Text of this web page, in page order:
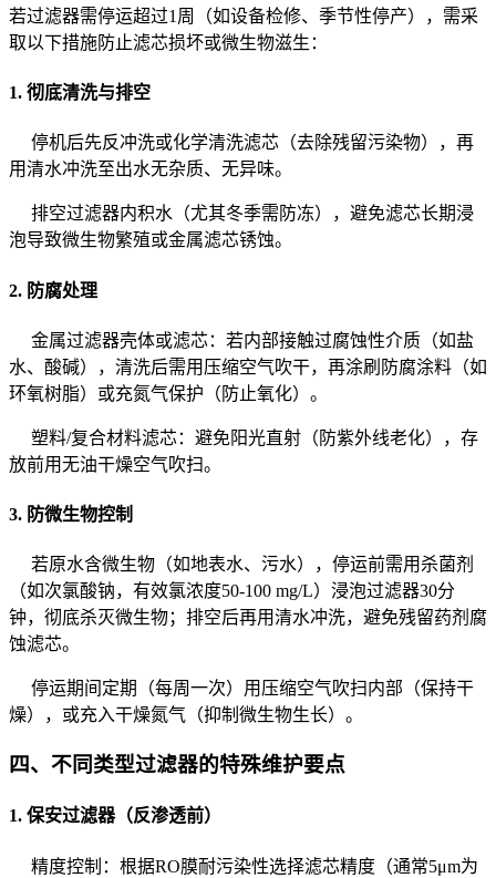
若过滤器需停运超过1周（如设备检修、季节性停产），需采
取以下措施防止滤芯损坏或微生物滋生：
1. 彻底清洗与排空
停机后先反冲洗或化学清洗滤芯（去除残留污染物），再
用清水冲洗至出水无杂质、无异味。
排空过滤器内积水（尤其冬季需防冻），避免滤芯长期浸
泡导致微生物繁殖或金属滤芯锈蚀。
2. 防腐处理
金属过滤器壳体或滤芯：若内部接触过腐蚀性介质（如盐
水、酸碱），清洗后需用压缩空气吹干，再涂刷防腐涂料（如
环氧树脂）或充氮气保护（防止氧化）。
塑料/复合材料滤芯：避免阳光直射（防紫外线老化），存
放前用无油干燥空气吹扫。
3. 防微生物控制
若原水含微生物（如地表水、污水），停运前需用杀菌剂
（如次氯酸钠，有效氯浓度50-100 mg/L）浸泡过滤器30分
钟，彻底杀灭微生物；排空后再用清水冲洗，避免残留药剂腐
蚀滤芯。
停运期间定期（每周一次）用压缩空气吹扫内部（保持干
燥），或充入干燥氮气（抑制微生物生长）。
四、不同类型过滤器的特殊维护要点
1. 保安过滤器（反渗透前）
精度控制：根据RO膜耐污染性选择滤芯精度（通常5μm为